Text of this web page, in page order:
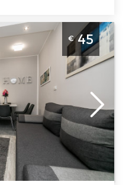
Luxe Beograd
prizemlju zgrade,
u kome se
uz kafu.
4
:35
:
€45